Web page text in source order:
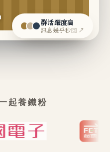
群活躍度高
訊息幾乎秒回 ↗
起養鐵粉